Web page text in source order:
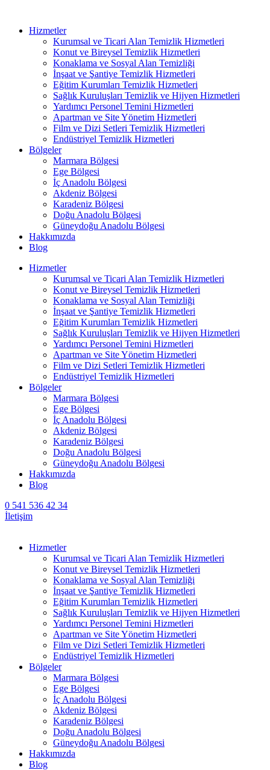
Hizmetler
Kurumsal ve Ticari Alan Temizlik Hizmetleri
Konut ve Bireysel Temizlik Hizmetleri
Konaklama ve Sosyal Alan Temizliği
İnşaat ve Şantiye Temizlik Hizmetleri
Eğitim Kurumları Temizlik Hizmetleri
Sağlık Kuruluşları Temizlik ve Hijyen Hizmetleri
Yardımcı Personel Temini Hizmetleri
Apartman ve Site Yönetim Hizmetleri
Film ve Dizi Setleri Temizlik Hizmetleri
Endüstriyel Temizlik Hizmetleri
Bölgeler
Marmara Bölgesi
Ege Bölgesi
İç Anadolu Bölgesi
Akdeniz Bölgesi
Karadeniz Bölgesi
Doğu Anadolu Bölgesi
Güneydoğu Anadolu Bölgesi
Hakkımızda
Blog
Hizmetler
Kurumsal ve Ticari Alan Temizlik Hizmetleri
Konut ve Bireysel Temizlik Hizmetleri
Konaklama ve Sosyal Alan Temizliği
İnşaat ve Şantiye Temizlik Hizmetleri
Eğitim Kurumları Temizlik Hizmetleri
Sağlık Kuruluşları Temizlik ve Hijyen Hizmetleri
Yardımcı Personel Temini Hizmetleri
Apartman ve Site Yönetim Hizmetleri
Film ve Dizi Setleri Temizlik Hizmetleri
Endüstriyel Temizlik Hizmetleri
Bölgeler
Marmara Bölgesi
Ege Bölgesi
İç Anadolu Bölgesi
Akdeniz Bölgesi
Karadeniz Bölgesi
Doğu Anadolu Bölgesi
Güneydoğu Anadolu Bölgesi
Hakkımızda
Blog
0 541 536 42 34
İletişim
Hizmetler
Kurumsal ve Ticari Alan Temizlik Hizmetleri
Konut ve Bireysel Temizlik Hizmetleri
Konaklama ve Sosyal Alan Temizliği
İnşaat ve Şantiye Temizlik Hizmetleri
Eğitim Kurumları Temizlik Hizmetleri
Sağlık Kuruluşları Temizlik ve Hijyen Hizmetleri
Yardımcı Personel Temini Hizmetleri
Apartman ve Site Yönetim Hizmetleri
Film ve Dizi Setleri Temizlik Hizmetleri
Endüstriyel Temizlik Hizmetleri
Bölgeler
Marmara Bölgesi
Ege Bölgesi
İç Anadolu Bölgesi
Akdeniz Bölgesi
Karadeniz Bölgesi
Doğu Anadolu Bölgesi
Güneydoğu Anadolu Bölgesi
Hakkımızda
Blog